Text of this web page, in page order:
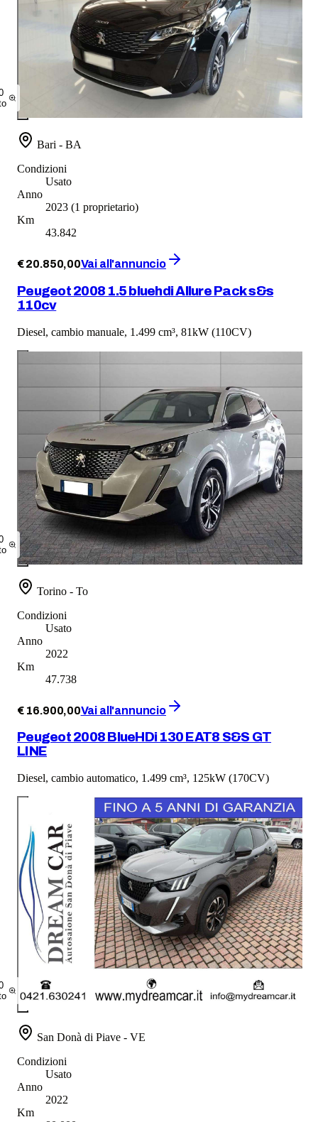
Bari - BA
Condizioni
Usato
Anno
2023 (1 proprietario)
Km
43.842
€20.850,00Vai all'annuncio
Peugeot 2008 1.5 bluehdi Allure Pack s&s
110cv
Diesel, cambio manuale, 1.499 cm³, 81kW (110CV)
Torino - To
Condizioni
Usato
Anno
2022
Km
47.738
€ 16.900,00Vai all'annuncio
Peugeot 2008 BlueHDi 130 EAT8 S&S GT
LINE
Diesel, cambio automatico, 1.499 cm³, 125kW (170CV)
San Donà di Piave - VE
Condizioni
Usato
Anno
2022
Km